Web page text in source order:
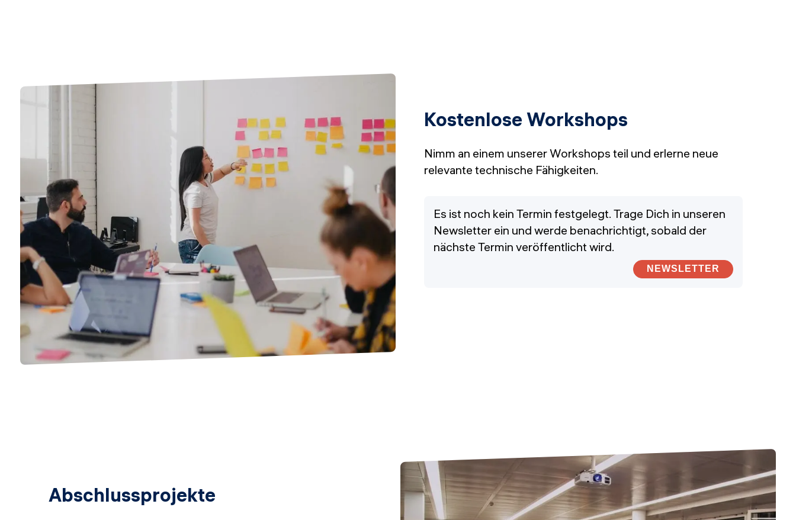
Kostenlose Workshops
Nimm an einem unserer Workshops teil und erlerne neue
relevante technische Fähigkeiten.
Es ist noch kein Termin festgelegt. Trage Dich in unseren
Newsletter ein und werde benachrichtigt, sobald der
nächste Termin veröffentlicht wird.
NEWSLETTER
Abschlussprojekte